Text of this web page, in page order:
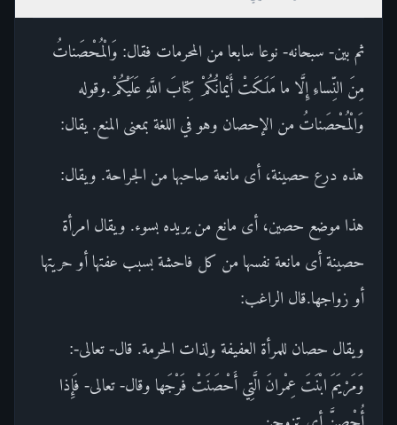
ثم بين- سبحانه- نوعا سابعا من المحرمات فقال: وَالْمُحْصَناتُ
مِنَ النِّساءِ إِلَّا ما مَلَكَتْ أَيْمانُكُمْ كِتابَ اللَّهِ عَلَيْكُمْ.وقوله
وَالْمُحْصَناتُ من الإحصان وهو في اللغة بمعنى المنع. يقال:
هذه درع حصينة، أى مانعة صاحبها من الجراحة. ويقال:
هذا موضع حصين، أى مانع من يريده بسوء. ويقال امرأة
حصينة أى مانعة نفسها من كل فاحشة بسبب عفتها أو حريتها
أو زواجها.قال الراغب:
ويقال حصان للمرأة العفيفة ولذات الحرمة. قال- تعالى-:
وَمَرْيَمَ ابْنَتَ عِمْرانَ الَّتِي أَحْصَنَتْ فَرْجَها وقال- تعالى- فَإِذا
أُحْصِنَّ أى تزوجن.